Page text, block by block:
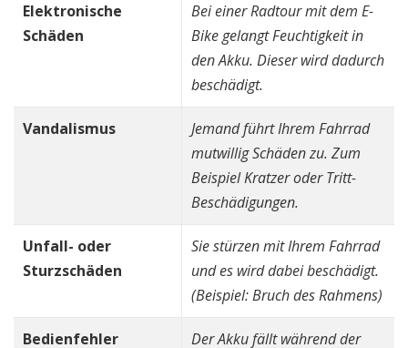
Elektronische
Schäden
Bei einer Radtour mit dem E-
Bike gelangt Feuchtigkeit in
den Akku. Dieser wird dadurch
beschädigt.
Vandalismus
Jemand führt Ihrem Fahrrad
mutwillig Schäden zu. Zum
Beispiel Kratzer oder Tritt-
Beschädigungen.
Unfall- oder
Sturzschäden
Sie stürzen mit Ihrem Fahrrad
und es wird dabei beschädigt.
(Beispiel: Bruch des Rahmens)
Bedienfehler
Der Akku fällt während der